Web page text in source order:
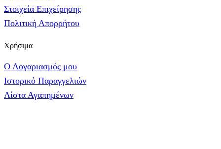
Στοιχεία Επιχείρησης
Πολιτική Απορρήτου
Χρήσιμα
Ο Λογαριασμός μου
Ιστορικό Παραγγελιών
Λίστα Αγαπημένων